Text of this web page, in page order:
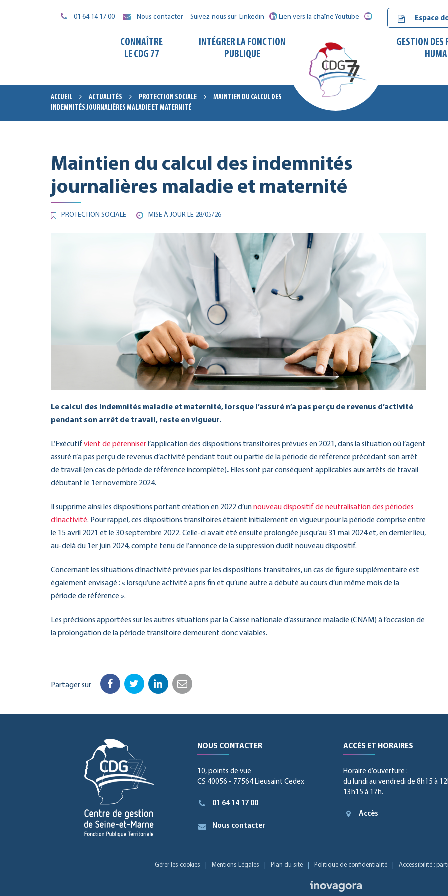
01 64 14 17 00 Nous contacter Suivez-nous sur Linkedin Lien vers la chaîne Youtube Espace
CDG
77
CONNAÎTRE
LE CDG 77
INTÉGRER LA FONCTION
PUBLIQUE
GESTION DES
ACCUEIL ACTUALITÉS PROTECTION SOCIALE
MAINTIEN DU CALCUL DES
INDEMNITÉS JOURNALIÈRES MALADIE ET MATERNITÉ
Maintien du calcul des indemnités
journalières maladie et maternité
PROTECTION SOCIALE MISE À JOUR LE 28/05/26
Le calcul des indemnités maladie et maternité, lorsque l’assuré n’a pas perçu de revenus d’activité
pendant son arrêt de travail, reste en vigueur.
L’Exécutifvient de pérenniser l’application des dispositions transitoires prévues en 2021, dans la situation où l’agent
assuré n’a pas perçu de revenus d’activité pendant tout ou partie de la période de référence précédant son arrêt
de travail (en cas de période de référence incomplète). Elles sont par conséquent applicables aux arrêts de travail
débutant le 1er novembre 2024.
Il supprime ainsi les dispositions portant création en 2022 d’unnouveau dispositif de neutralisation des périodes
d’inactivité. Pour rappel, ces dispositions transitoires étaient initialement en vigueur pour la période comprise entre
le 15 avril 2021 et le 30 septembre 2022. Celle-ci avait été ensuite prolongée jusqu’au 31 mai 2024 et, en dernier lieu,
au-delà du 1er juin 2024, compte tenu de l’annonce de la suppression dudit nouveau dispositif.
Concernant les situations d’inactivité prévues par les dispositions transitoires, un cas de figure supplémentaire est
également envisagé : « lorsqu’une activité a pris fin et qu’une autre a débuté au cours d’un même mois de la
période de référence ».
Les précisions apportées sur les autres situations par la Caisse nationale d’assurance maladie (CNAM) à l’occasion de
la prolongation de la période transitoire demeurent donc valables.
Partager sur Facebook
TwitterLinkedIn
Email
NOUS CONTACTER
10, points de vue
CS 40056 - 77564 Lieusaint Cedex
01 64 14 17 00
Nous contacter
ACCÈS ET HORAIRES
Horaire d’ouverture :
du lundi au vendredi de 8h15 à
13h15 à 17h.
Accès
Gérer les cookies Mentions Légales Plan du site Politique de confidentialité Accessibilité :
Inovagora